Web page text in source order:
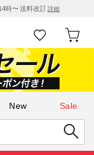
時〜 送料改訂詳細
New Sale